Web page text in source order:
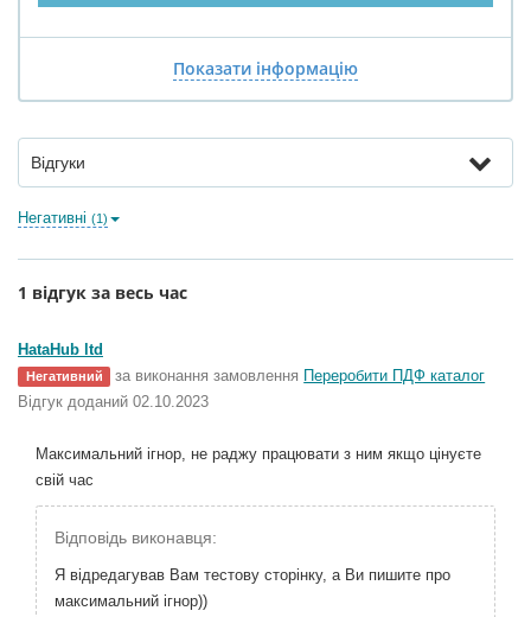
Показати інформацію
Відгуки
Негативні (1)
1 відгук за весь час
HataHub ltd
Негативний за виконання замовлення Переробити ПДФ каталог
Відгук доданий 02.10.2023
Максимальний ігнор, не раджу працювати з ним якщо цінуєте
свій час
Відповідь виконавця:
Я відредагував Вам тестову сторінку, а Ви пишите про
максимальний ігнор))